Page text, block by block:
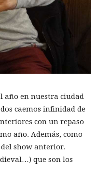
año en nuestra ciudad
caemos infinidad de
con un repaso
año. Además, como
show anterior.
que son los